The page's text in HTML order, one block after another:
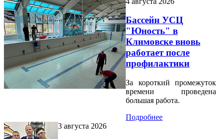
Бассейн УСЦ
"Юность" в
Климовске вновь
работает после
профилактики
За короткий промежуток
времени проведена
большая работа.
Подробнее
3 августа 2026